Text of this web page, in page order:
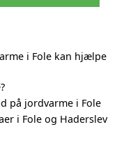
i Fole kan hjælpe
på jordvarme i Fole
i Fole og Haderslev